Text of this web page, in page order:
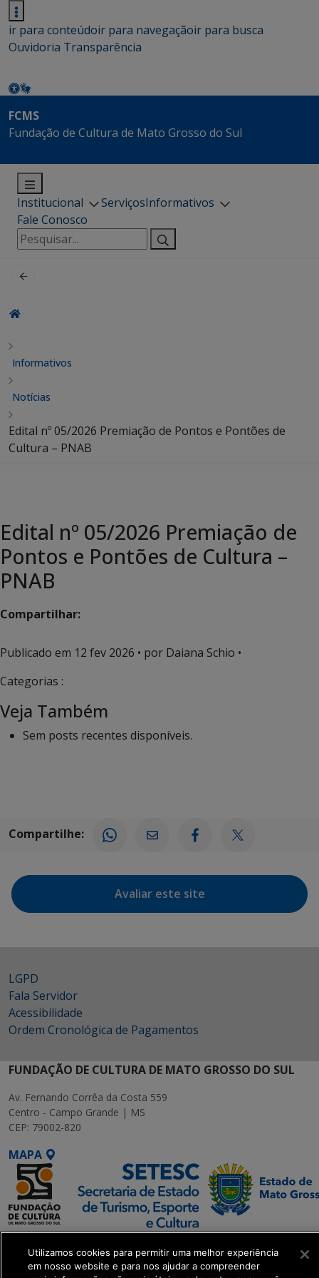
ir para conteúdoir para navegaçãoir para busca
Ouvidoria Transparência
FCMS
Fundação de Cultura de Mato Grosso do Sul
Institucional ServiçosInformativos
Fale Conosco
Pesquisar
por:
Informativos
Notícias
Edital nº 05/2026 Premiação de Pontos e Pontões de
Cultura – PNAB
Edital nº 05/2026 Premiação de
Pontos e Pontões de Cultura –
PNAB
Compartilhar:
Publicado em 12 fev 2026 • por Daiana Schio •
Categorias :
Veja Também
Sem posts recentes disponíveis.
Compartilhe:
Avaliar este site
LGPD
Fala Servidor
Acessibilidade
Ordem Cronológica de Pagamentos
FUNDAÇÃO DE CULTURA DE MATO GROSSO DO SUL
Av. Fernando Corrêa da Costa 559
Centro - Campo Grande | MS
CEP: 79002-820
MAPA
SETDIG | Secretaria-
Executiva de
Utilizamos cookies para permitir uma melhor experiência
em nosso website e para nos ajudar a compreender